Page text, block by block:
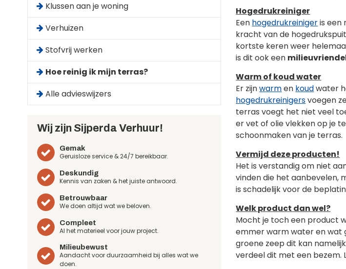
Hogedrukreiniger
Een hogedrukreinigeris een
kracht van de
kortste keren weer
is dit ook een
Warm of koud water
Er zijnwarmen koudwater
hogedrukreinigersvoegen
terras voegt het niet veel
er vet of olie vlekken op je
schoonmaken van je terras.
Vermijd deze producten!
Het is verstandig om niet
vinden die het aanbevelen,
is schadelijk voor de
Welk product dan wel?
Mocht je toch een product
emmer warm water en wat
groene zeep dit kan
verdeel dit met een bezem.
Klussen aan je woning
Verhuizen
Stofvrij werken
Hoe reinig ik mijn terras?
Alle advieswijzers
Wij zijn Sijperda Verhuur!
Gemak
Geruisloze service & 24/7 bereikbaar.
Deskundig
Kennis van zaken & het juiste antwoord.
Betrouwbaar
We doen altijd wat we beloven.
Compleet
Al het materieel voor jouw project.
Milieubewust
Aandacht voor duurzaamheid bij alles wat we
doen.